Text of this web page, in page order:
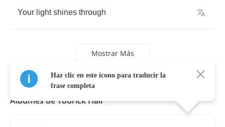
Your light shines through
Mostrar Más
Haz clic en este icono para traducir la
frase completa
Álbumes de Todrick Hall